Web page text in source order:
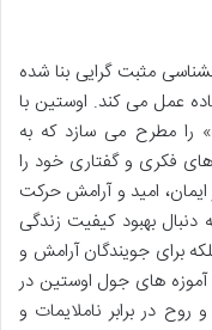
مثبت گرایی بنا شده
عمل می کند. اوستین با
و نگرش، 31 «اعلامیه» را مطرح می سازد که به
تا طی 31 روز، الگوهای فکری و گفتاری خود را
امید و آرامش حرکت
دنبال بهبود کیفیت زندگی
برای جویندگان آرامش و
آموزه های جول اوستین در
در برابر ناملایمات و